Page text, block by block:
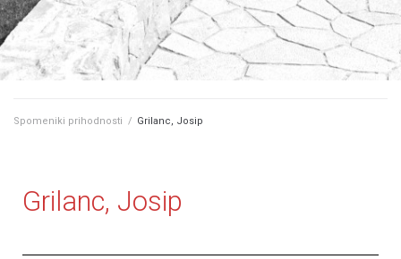
Spomeniki prihodnosti / Grilanc, Josip
Grilanc, Josip